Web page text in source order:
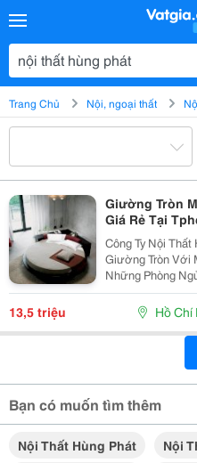
Trang Chủ Nội, ngoại thất
Giường Tròn
Giá Rẻ Tại
Công Ty Nội
Giường Tròn Với
Những Phòng
Khách Sạn,.. Tư
Nhanh, Đúng
Tận Nơi V
13,5 triệu Hồ Chí
Bạn có muốn tìm thêm
Nội Thất Hùng Phát
Nội